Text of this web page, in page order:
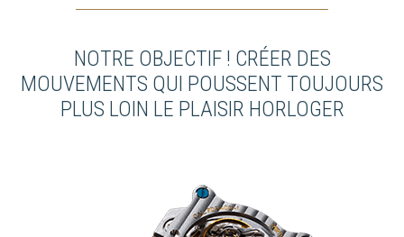
NOTRE OBJECTIF ! CRÉER DES
MOUVEMENTS QUI POUSSENT TOUJOURS
PLUS LOIN LE PLAISIR HORLOGER